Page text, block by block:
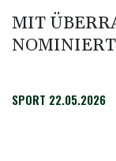
Drohne
Bulgarien nahe
Lionel Messi
MIT
SPORT 22.05.2026